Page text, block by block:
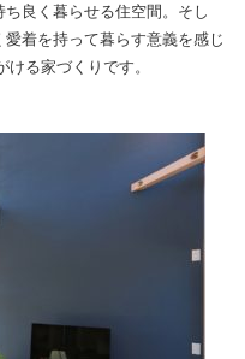
良く暮らせる住空間。そし
着を持って暮らす意義を感じ
る家づくりです。